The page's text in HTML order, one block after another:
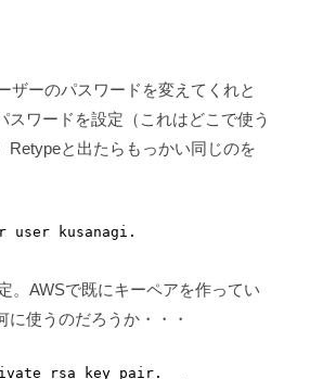
ザーのパスワードを変えてくれと
スワードを設定（これはどこで使う
Retypeと出たらもっかい同じのを
user kusanagi.
。AWSで既にキーペアを作ってい
に使うのだろうか・・・
rsa key pair.